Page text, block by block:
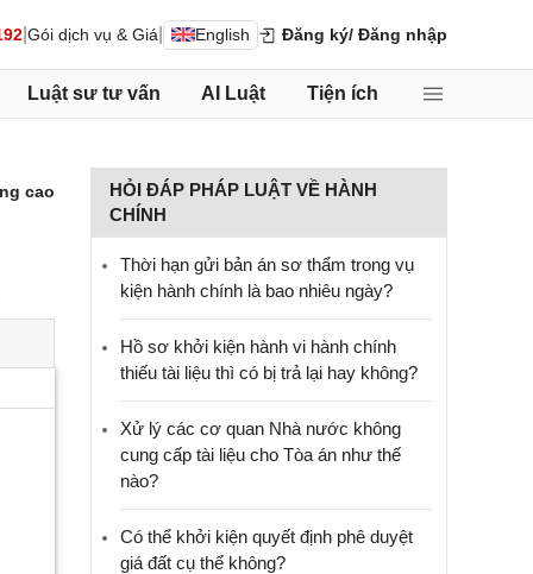
Gói dịch vụ & Giá English Đăng ký/ Đăng nhập
Luật sư tư vấn AI Luật Tiện ích
cao
HỎI ĐÁP PHÁP LUẬT VỀ HÀNH
CHÍNH
Thời hạn gửi bản án sơ thẩm trong vụ
kiện hành chính là bao nhiêu ngày?
Hồ sơ khởi kiện hành vi hành chính
thiếu tài liệu thì có bị trả lại hay không?
Xử lý các cơ quan Nhà nước không
cung cấp tài liệu cho Tòa án như thế
nào?
Có thể khởi kiện quyết định phê duyệt
giá đất cụ thể không?